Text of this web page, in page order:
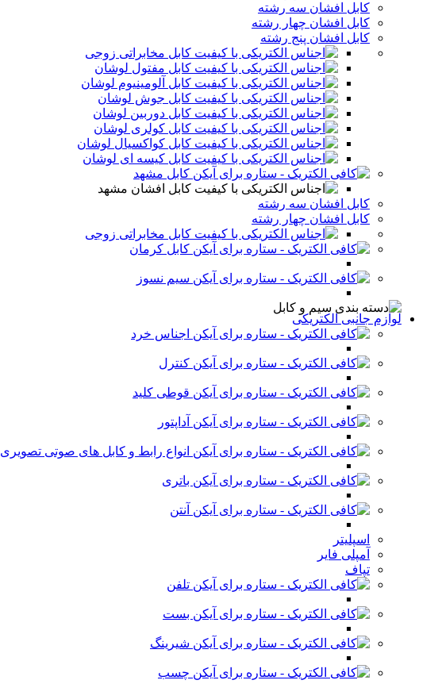
کابل افشان سه رشته
کابل افشان چهار رشته
کابل افشان پنج رشته
کابل مخابراتی زوجی
کابل مفتول لوشان
کابل آلومینیوم لوشان
کابل جوش لوشان
کابل دوربین لوشان
کابل کولری لوشان
کابل کواکسیال لوشان
کابل کیسه ای لوشان
کابل مشهد
کابل افشان مشهد
کابل افشان سه رشته
کابل افشان چهار رشته
کابل مخابراتی زوجی
کابل کرمان
سیم نسوز
لوازم جانبی الکتریکی
اجناس خرد
کنترل
قوطی کلید
آداپتور
انواع رابط و کابل های صوتی تصویری
باتری
آنتن
اسپلیتر
آمپلی فایر
تپاف
تلفن
بست
شیرینگ
چسب